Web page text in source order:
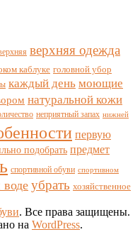
верхняя одежда
каблуке головной убор
каждый день моющие
натуральной кожи
неприятный запах нижней
первую
подобрать предмет
спортивной обуви спортивном
воде убрать хозяйственное
. Все права защищены.
на WordPress.